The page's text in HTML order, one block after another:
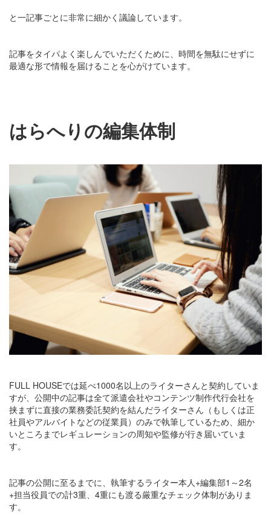
と一記事ごとに非常に細かく議論しています。
記事をタイパよく楽しんでいただくために、時間を無駄にせずに
最適な形で情報を届けることを心がけています。
はらへりの編集体制
FULL HOUSEでは延べ1000名以上のライターさんと契約していま
すが、公開中の記事は全て派遣会社やコンテンツ制作代行会社を
挟まずに直接の業務委託契約を結んだライターさん（もしくは正
社員やアルバイトなどの従業員）のみで執筆しているため、細か
いところまでレギュレーションの周知や監修が行き届いていま
す。
記事の公開に至るまでに、執筆するライター本人+編集部1～2名
+担当役員での計3重、4重にも渡る厳重なチェック体制がありま
す。